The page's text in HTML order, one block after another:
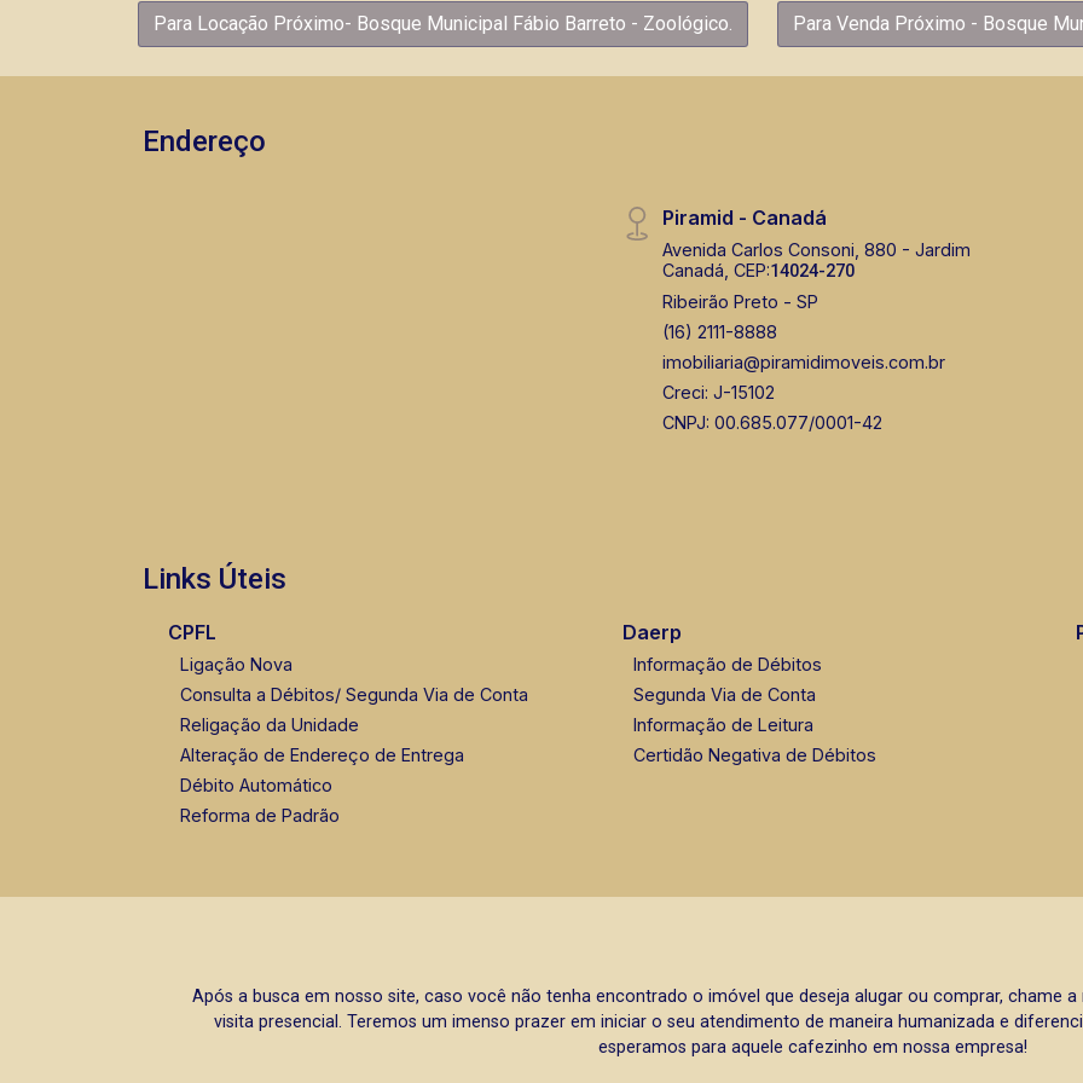
Para Locação Próximo- Bosque Municipal Fábio Barreto - Zoológico. Para Venda Próximo - Bosque
Endereço
Piramid - Canadá
Avenida Carlos Consoni, 880 - Jardim
Canadá, CEP:14024-270
Ribeirão Preto - SP
(16) 2111-8888
imobiliaria@piramidimoveis.com.br
Creci: J-15102
CNPJ: 00.685.077/0001-42
Links Úteis
CPFL
Ligação Nova
Consulta a Débitos/ Segunda Via de Conta
Religação da Unidade
Alteração de Endereço de Entrega
Débito Automático
Reforma de Padrão
Daerp
Informação de Débitos
Segunda Via de Conta
Informação de Leitura
Certidão Negativa de Débitos
Após a busca em nosso site, caso você não tenha encontrado o imóvel que deseja alugar ou comprar, chame
visita presencial. Teremos um imenso prazer em iniciar o seu atendimento de maneira humanizada e
esperamos para aquele cafezinho em nossa empresa!